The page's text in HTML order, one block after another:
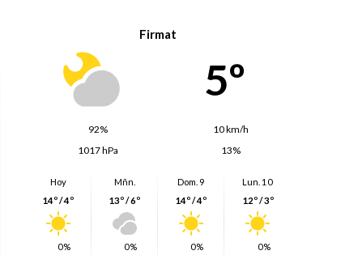
Firmat
5º
92%
10 km/h
1017 hPa
13%
Hoy
14º / 4º
0%
Mñn.
13º / 6º
0%
Dom. 9
14º / 4º
0%
Lun. 10
12º / 3º
0%